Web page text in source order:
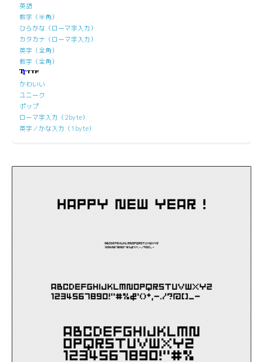
英語
数字（半角）
ひらがな（ローマ字入力）
カタカナ（ローマ字入力）
英字（全角）
数字（全角）
かわいい
ユニーク
ポップ
ローマ字入力（2byte）
英字／かな入力（1byte）